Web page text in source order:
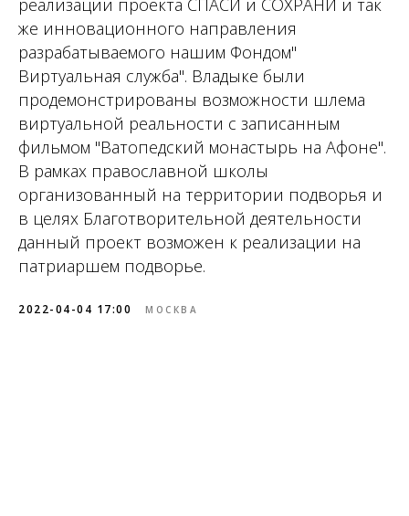
реализации проекта СПАСИ и СОХРАНИ и так
же инновационного направления
разрабатываемого нашим Фондом"
Виртуальная служба". Владыке были
продемонстрированы возможности шлема
виртуальной реальности с записанным
фильмом "Ватопедский монастырь на Афоне".
В рамках православной школы
организованный на территории подворья и
в целях Благотворительной деятельности
данный проект возможен к реализации на
патриаршем подворье.
2022-04-04 17:00 МОСКВА